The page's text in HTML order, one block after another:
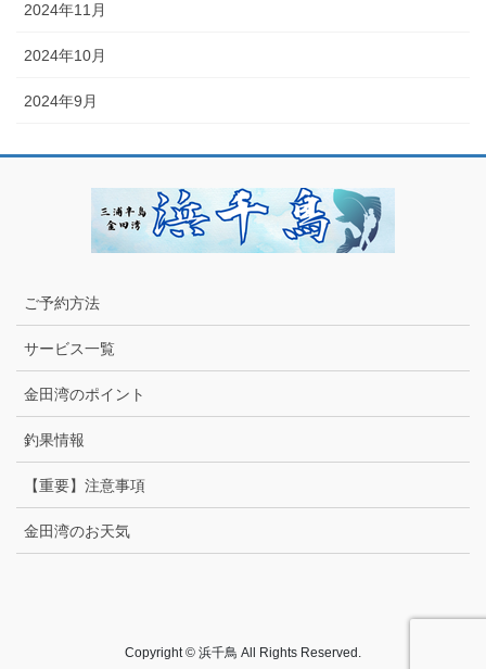
2024年11月
2024年10月
2024年9月
ご予約方法
サービス一覧
金田湾のポイント
釣果情報
【重要】注意事項
金田湾のお天気
Copyright © 浜千鳥 All Rights Reserved.